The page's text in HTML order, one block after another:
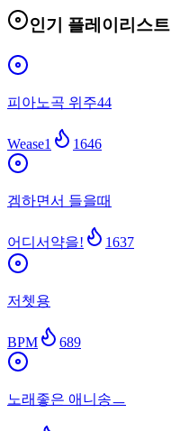
인기 플레이리스트
피아노곡 위주44
Wease1 1646
겜하면서 들을때
어디서약을! 1637
저쳇용
BPM 689
노래좋은 애니송ㅡ